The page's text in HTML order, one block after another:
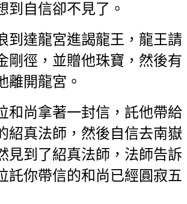
到自信卻不見了。
到達龍宮進謁龍王，龍王請
剛徑，並贈他珠寶，然後有
離開龍宮。
和尚拿著一封信，託他帶給
紹真法師，然後自信去南嶽
見到了紹真法師，法師告訴
託你帶信的和尚已經圓寂五